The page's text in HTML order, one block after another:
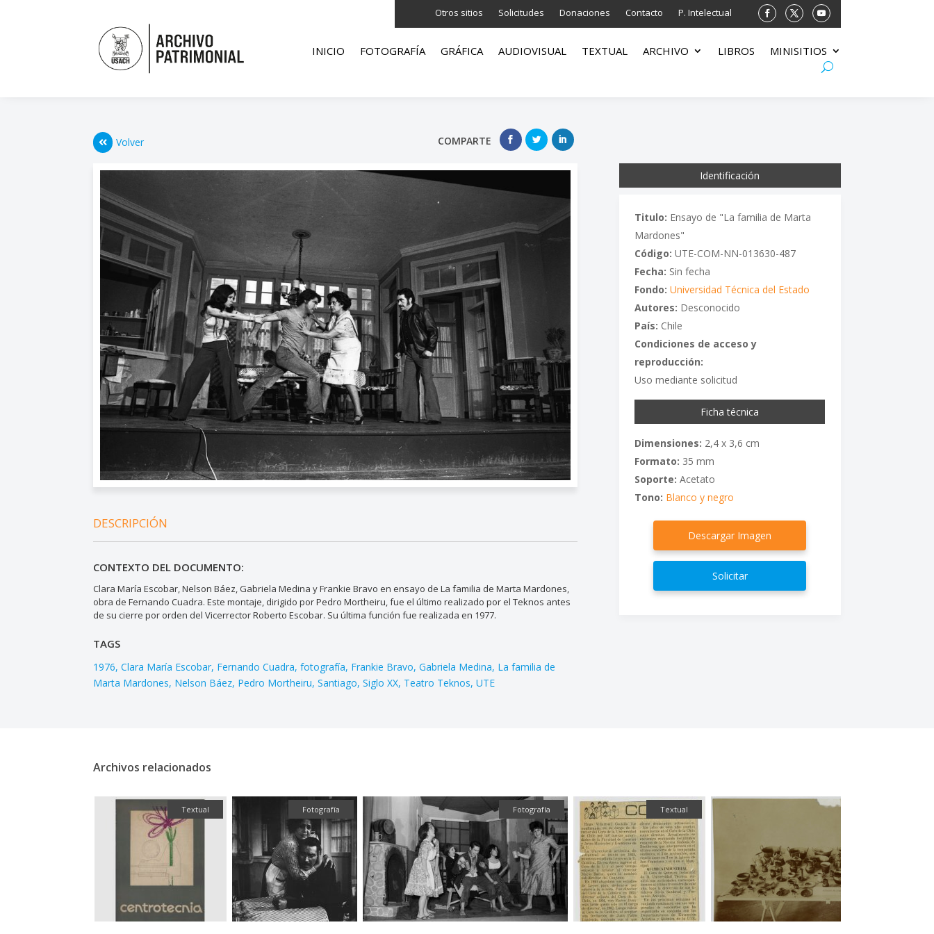
Otros sitios Solicitudes Donaciones Contacto P. Intelectual
INICIO FOTOGRAFÍA GRÁFICA AUDIOVISUAL TEXTUAL ARCHIVO LIBROS MINISITIOS
Volver COMPARTE
DESCRIPCIÓN
CONTEXTO DEL DOCUMENTO:
Clara María Escobar, Nelson Báez, Gabriela Medina y Frankie Bravo en ensayo de La familia de Marta Mardones,
obra de Fernando Cuadra. Este montaje, dirigido por Pedro Mortheiru, fue el último realizado por el Teknos antes
de su cierre por orden del Vicerrector Roberto Escobar. Su última función fue realizada en 1977.
TAGS
1976 Clara María Escobar Fernando Cuadra fotografía Frankie Bravo Gabriela Medina La familia de
Marta Mardones Nelson Báez Pedro Mortheiru Santiago Siglo XX Teatro Teknos UTE
Identificación
Titulo: Ensayo de "La familia de Marta
Mardones"
Código: UTE-COM-NN-013630-487
Fecha: Sin fecha
Fondo: Universidad Técnica del Estado
Autores: Desconocido
País: Chile
Condiciones de acceso y
reproducción:
Uso mediante solicitud
Ficha técnica
Dimensiones: 2,4 x 3,6 cm
Formato: 35 mm
Soporte: Acetato
Tono: Blanco y negro
Descargar Imagen
Solicitar
Archivos relacionados
Textual Fotografía Fotografía Textual